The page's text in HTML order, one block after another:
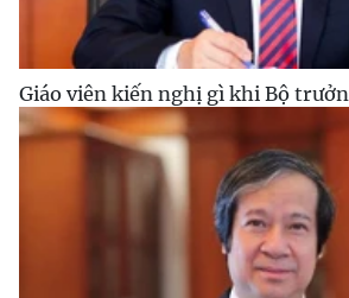
Giáo viên kiến nghị gì khi Bộ